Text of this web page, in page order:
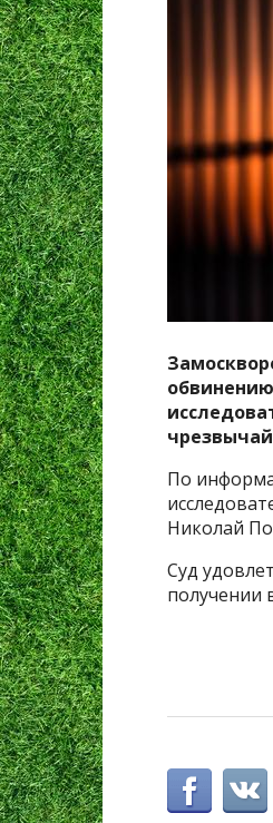
По
Николай
Суд
получении